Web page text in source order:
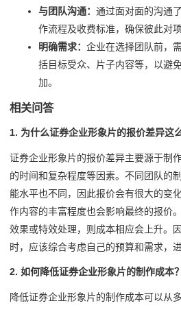
与团队沟通： 通过面对面的沟通
作流程及收费标准，确保彼此对
明确需求： 企业在选择团队前，
括目标受众、片子内容等，以避
加。
相关问答
1. 为什么证券企业形象片的报价差异这
证券企业形象片的报价差异主要源于制
的时间和复杂程度等因素。不同团队的
能水平也不同，因此报价会有很大的变
作内容的丰富程度也会影响最终的报价
效果或特效处理，则成本相应会上升。
时，应该综合考虑自己的预算和需求，
2. 如何降低证券企业形象片的制作成本？
降低证券企业形象片的制作成本可以从